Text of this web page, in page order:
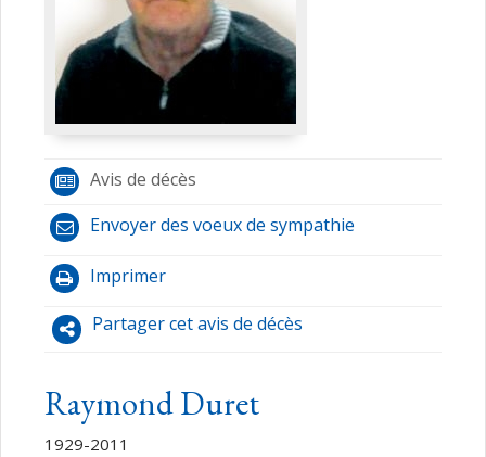
Avis de décès
Envoyer des voeux de sympathie
Imprimer
Partager cet avis de décès
Raymond Duret
1929-2011